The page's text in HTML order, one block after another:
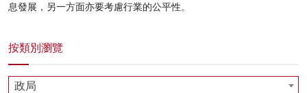
息發展，另一方面亦要考慮行業的公平性。
按類別瀏覽
政局